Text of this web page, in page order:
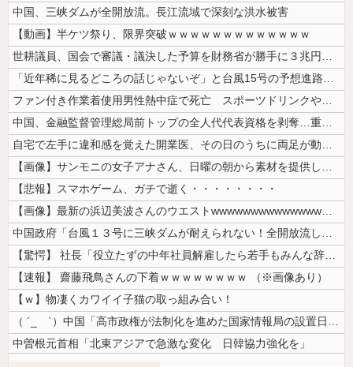
中国、三峡ダムが全開放流。長江流域で深刻な洪水被害
【動画】半ケツ祭り、限界突破ｗｗｗｗｗｗｗｗｗｗｗｗｗ
世耕議員、国会で審議・議決した予算を財務省が勝手に３兆円動かしていると...
「近年稀に見るどころの話じゃないぞ」と台風15号の予想進路に困惑する人...
ファン付き作業着使用男性熱中症で死亡 スポーツドリンクやゼリー飲料持参...
中国、金融監督管理総局前トップの全人代代表資格を剥奪…重大な規律違反で...
自宅で左手に違和感を覚えた開業医、その日のうちに両足が動かなくなり入院...
【画像】サンモニの女子アナさん、日曜の朝から素材を提供してしまう
【悲報】スマホゲーム、ガチで逝く・・・・・・・・
【画像】最新の浜辺美波さんのウエストwwwwwwwwwwwwwwwww...
中国政府「台風１３号に三峡ダムが耐えられない！全開放流しろ！」⇒ 下流...
【驚愕】 社長「役立たずの中年社員解雇したら若手もみんな辞めてしまった...
【速報】 齋藤飛鳥さんの下着ｗｗｗｗｗｗｗｗ （※画像あり）
【ｗ】物凄くカワイイ子猫の取っ組み合い！
（ ´_ゝ`）中国「高市政権が法制化を進めた国家情報局の設置日が7月3...
中曽根元首相「北東アジアで急激な変化 日韓協力強化を」